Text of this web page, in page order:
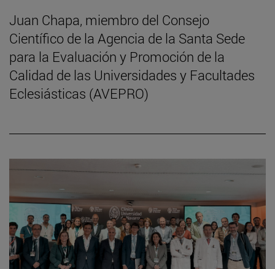
Juan Chapa, miembro del Consejo
Científico de la Agencia de la Santa Sede
para la Evaluación y Promoción de la
Calidad de las Universidades y Facultades
Eclesiásticas (AVEPRO)